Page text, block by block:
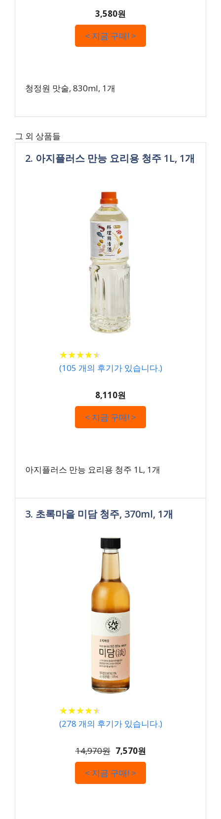
3,580원
< 지금 구매! >
청정원 맛술, 830ml, 1개
그 외 상품들
2. 아지플러스 만능 요리용 청주 1L, 1개
★★★★★
★★★★★
(105 개의 후기가 있습니다.)
8,110원
< 지금 구매! >
아지플러스 만능 요리용 청주 1L, 1개
3. 초록마을 미담 청주, 370ml, 1개
★★★★★
★★★★★
(278 개의 후기가 있습니다.)
14,970원 7,570원
< 지금 구매! >